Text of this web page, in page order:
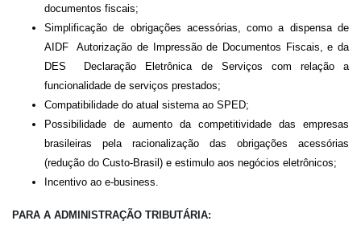
documentos fiscais;
Simplificação de obrigações acessórias, como a dispensa de
AIDF  Autorização de Impressão de Documentos Fiscais, e da
DES  Declaração Eletrônica de Serviços com relação a
funcionalidade de serviços prestados;
Compatibilidade do atual sistema ao SPED;
Possibilidade de aumento da competitividade das empresas
brasileiras pela racionalização das obrigações acessórias
(redução do Custo-Brasil) e estimulo aos negócios eletrônicos;
Incentivo ao e-business.
PARA A ADMINISTRAÇÃO TRIBUTÁRIA: